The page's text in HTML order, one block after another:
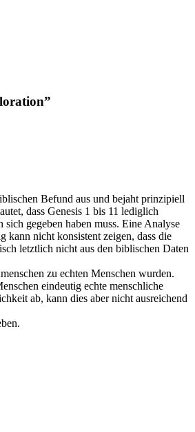
Befund aus und bejaht prinzipiell
dass Genesis 1 bis 11 lediglich
gegeben haben muss. Eine Analyse
kann nicht konsistent zeigen, dass die
letztlich nicht aus den biblischen Daten
zu echten Menschen wurden.
eindeutig echte menschliche
ab, kann dies aber nicht ausreichend